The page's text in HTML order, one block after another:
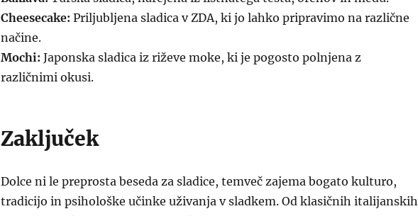
Cheesecake: Priljubljena sladica v ZDA, ki jo lahko pripravimo na različne
načine.
Mochi: Japonska sladica iz riževe moke, ki je pogosto polnjena z
različnimi okusi.
Zaključek
Dolce ni le preprosta beseda za sladice, temveč zajema bogato kulturo,
tradicijo in psihološke učinke uživanja v sladkem. Od klasičnih italijanskih